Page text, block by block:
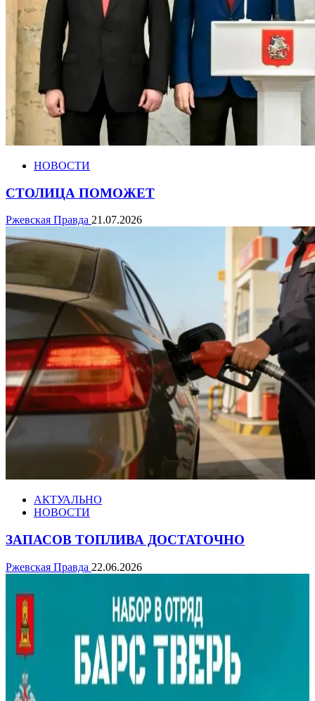
НОВОСТИ
СТОЛИЦА ПОМОЖЕТ
Ржевская Правда 21.07.2026
АКТУАЛЬНО
НОВОСТИ
ЗАПАСОВ ТОПЛИВА ДОСТАТОЧНО
Ржевская Правда 22.06.2026